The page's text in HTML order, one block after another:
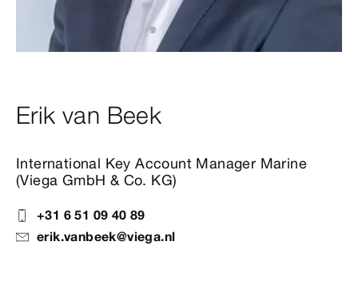
Erik van Beek
International Key Account Manager Marine
(Viega GmbH & Co. KG)
+31 6 51 09 40 89
erik.vanbeek@viega.nl